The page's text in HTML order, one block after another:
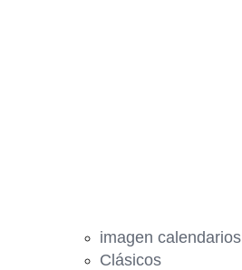
imagen calendarios
Clásicos